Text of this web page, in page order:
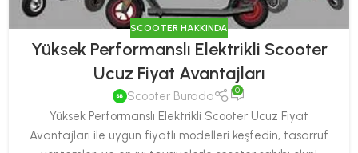
SCOOTER HAKKINDA
Yüksek Performanslı Elektrikli Scooter
Ucuz Fiyat Avantajları
Scooter Burada 0
Yüksek Performanslı Elektrikli Scooter Ucuz Fiyat
Avantajları ile uygun fiyatlı modelleri keşfedin, tasarruf